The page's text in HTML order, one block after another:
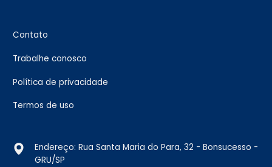
Contato
Trabalhe conosco
Política de privacidade
Termos de uso
Endereço: Rua Santa Maria do Para, 32 - Bonsucesso -
GRU/SP